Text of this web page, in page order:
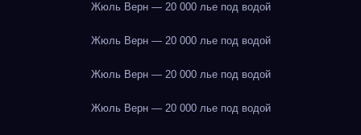
Жюль Верн — 20 000 лье под водой
Жюль Верн — 20 000 лье под водой
Жюль Верн — 20 000 лье под водой
Жюль Верн — 20 000 лье под водой